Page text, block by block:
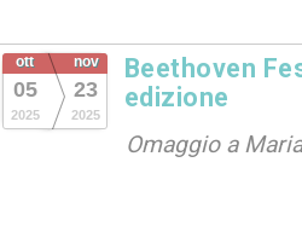
ott
05
2025
nov
23
2025
Beethoven
edizione
Omaggio a